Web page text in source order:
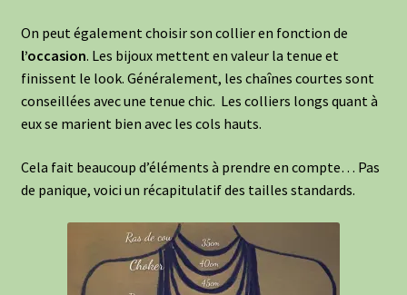
On peut également choisir son collier en fonction de
l’occasion. Les bijoux mettent en valeur la tenue et
finissent le look. Généralement, les chaînes courtes sont
conseillées avec une tenue chic. Les colliers longs quant à
eux se marient bien avec les cols hauts.
Cela fait beaucoup d’éléments à prendre en compte… Pas
de panique, voici un récapitulatif des tailles standards.